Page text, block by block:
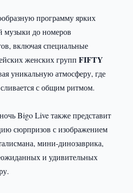
программу ярких
музыки до номеров
включая специальные
женских группFIFTY
уникальную атмосферу, где
с общим ритмом.
Bigo Live также представит
сюрпризов с изображением
мини-динозаврика,
и удивительных